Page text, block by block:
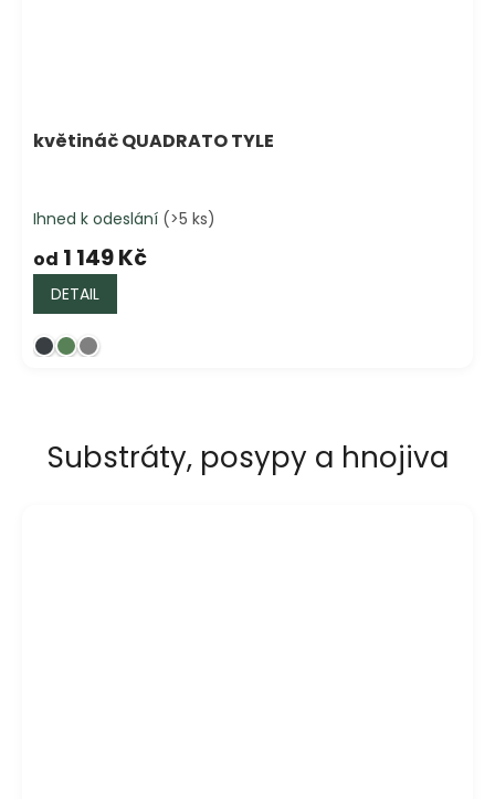
květináč QUADRATO TYLE
Ihned k odeslání (>5 ks)
od 1 149 Kč
DETAIL
Substráty, posypy a hnojiva